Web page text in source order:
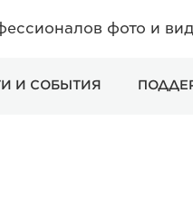
фото и
И СОБЫТИЯ